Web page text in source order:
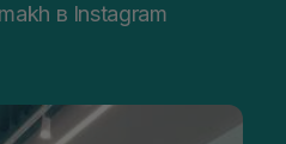
в Instagram